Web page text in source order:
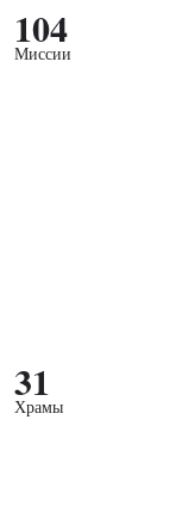
104
Миссии
31
Храмы